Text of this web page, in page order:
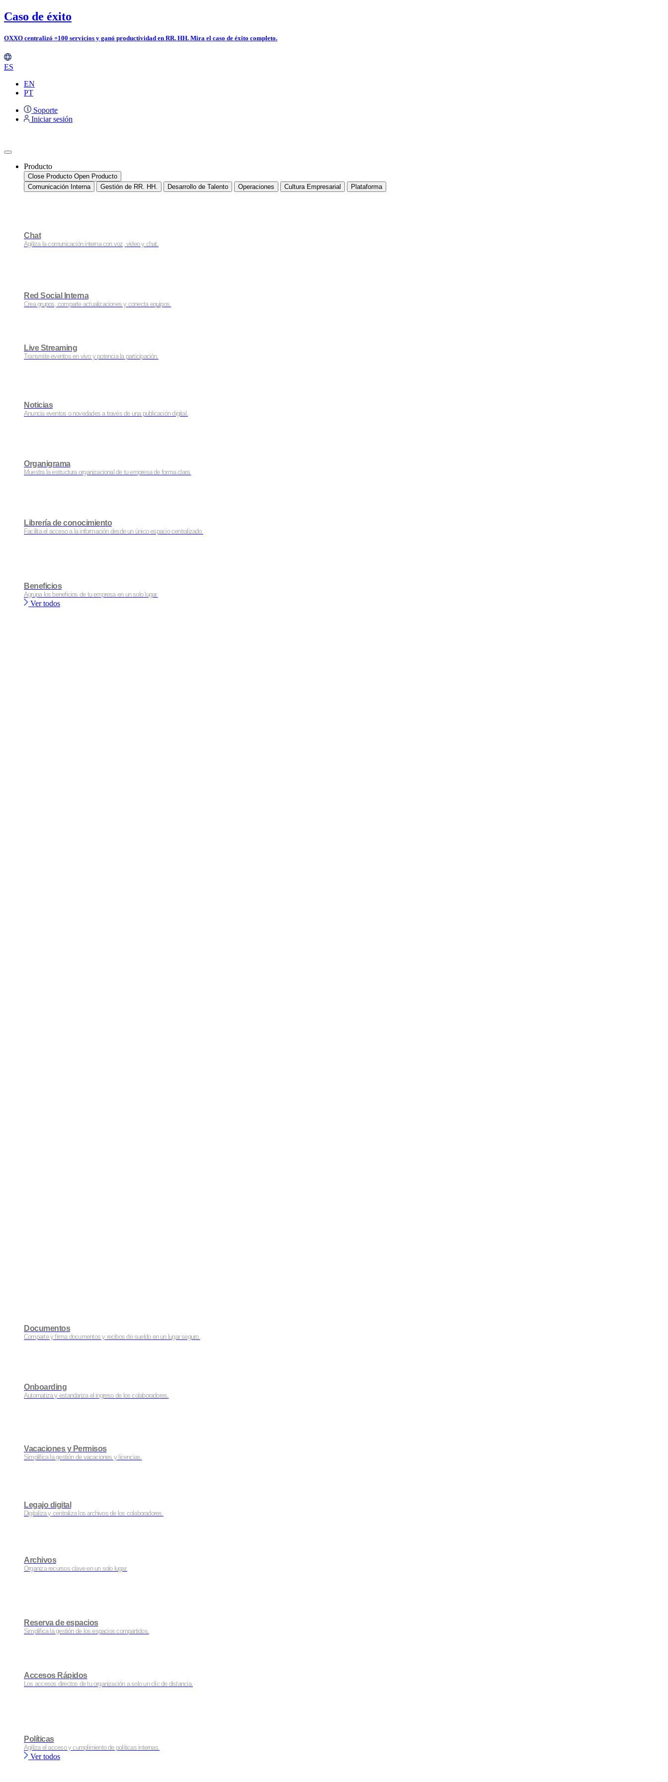
Ir
al
Caso de éxito
OXXO centralizó +100 servicios y ganó productividad en RR. HH. Mira el caso de éxito completo.
ES
EN
PT
Soporte
Iniciar sesión
Producto
Close Producto Open Producto
Comunicación Interna
Gestión de RR. HH. Desarrollo de Talento Operaciones Cultura Empresarial Plataforma
Chat
Agiliza la comunicación interna con voz, video y chat.
Red Social Interna
Crea grupos, comparte actualizaciones y conecta equipos.
Live Streaming
Transmite eventos en vivo y potencia la participación.
Noticias
Anuncia eventos o novedades a través de una publicación digital.
Organigrama
Muestra la estructura organizacional de tu empresa de forma clara.
Librería de conocimiento
Facilita el acceso a la información desde un único espacio centralizado.
Beneficios
Agrupa los beneficios de tu empresa en un solo lugar.
Ver todos
Documentos
Comparte y firma documentos y recibos de sueldo en un lugar seguro.
Onboarding
Automatiza y estandariza el ingreso de los colaboradores.
Vacaciones y Permisos
Simplifica la gestión de vacaciones y licencias.
Legajo digital
Digitaliza y centraliza los archivos de los colaboradores.
Archivos
Organiza recursos clave en un solo lugar.
Reserva de espacios
Simplifica la gestión de los espacios compartidos.
Accesos Rápidos
Los accesos directos de tu organización a solo un clic de distancia.
Políticas
Agiliza el acceso y cumplimiento de políticas internas.
Ver todos